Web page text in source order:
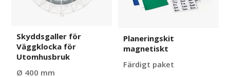
Skyddsgaller för
Väggklocka för
Utomhusbruk
Ø 400 mm
Planeringskit
magnetiskt
Färdigt paket